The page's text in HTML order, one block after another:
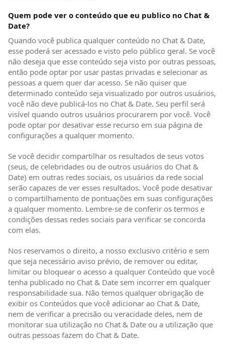
Quem pode ver o conteúdo que eu publico no Chat &
Date?
Quando você publica qualquer conteúdo no Chat & Date,
esse poderá ser acessado e visto pelo público geral. Se você
não deseja que esse conteúdo seja visto por outras pessoas,
então pode optar por usar pastas privadas e selecionar as
pessoas a quem quer dar acesso. Se não quiser que
determinado conteúdo seja visualizado por outros usuários,
você não deve publicá-los no Chat & Date. Seu perfil será
visível quando outros usuários procurarem por você. Você
pode optar por desativar esse recurso em sua página de
configurações a qualquer momento.
Se você decidir compartilhar os resultados de seus votos
(seus, de celebridades ou de outros usuários do Chat &
Date) em outras redes sociais, os usuários da rede social
serão capazes de ver esses resultados. Você pode desativar
o compartilhamento de pontuações em suas configurações
a qualquer momento. Lembre-se de conferir os termos e
condições dessas redes sociais para verificar se concorda
com elas.
Nos reservamos o direito, a nosso exclusivo critério e sem
que seja necessário aviso prévio, de remover ou editar,
limitar ou bloquear o acesso a qualquer Conteúdo que você
tenha publicado no Chat & Date sem incorrer em qualquer
responsabilidade sua. Não temos qualquer obrigação de
exibir os Conteúdos que você adicionar ao Chat & Date,
nem de verificar a precisão ou veracidade deles, nem de
monitorar sua utilização no Chat & Date ou a utilização que
outras pessoas fazem do Chat & Date.